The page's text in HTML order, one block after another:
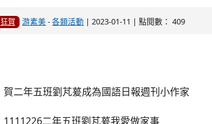
狂賀 游素美-各類活動 | 2023-01-11 | 點閱數： 409
賀二年五班劉芃萲成為國語日報週刊小作家
1111226二年五班劉芃萲我愛做家事